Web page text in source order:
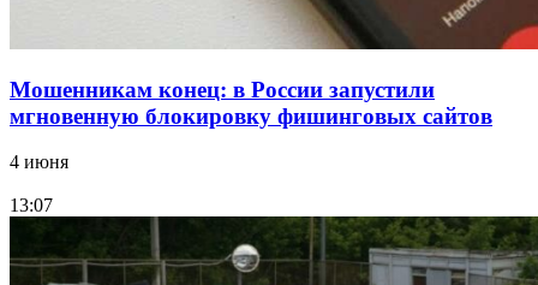
Мошенникам конец: в России запустили
мгновенную блокировку фишинговых сайтов
4 июня
13:07